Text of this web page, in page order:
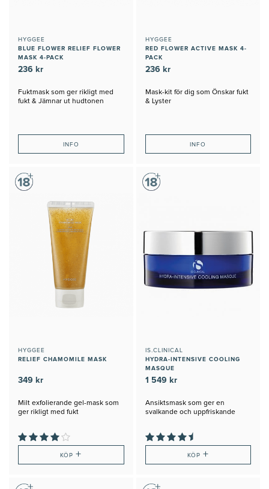
HYGGEE
BLUE FLOWER RELIEF FLOWER
MASK 4-PACK
236 kr
Fuktmask som ger rikligt med
fukt & Jämnar ut hudtonen
INFO
HYGGEE
RED FLOWER ACTIVE MASK 4-
PACK
236 kr
Mask-kit för dig som Önskar fukt
& Lyster
INFO
HYGGEE
RELIEF CHAMOMILE MASK
349 kr
Milt exfolierande gel-mask som
ger rikligt med fukt
KÖP+
IS.CLINICAL
HYDRA-INTENSIVE COOLING
MASQUE
1 549 kr
Ansiktsmask som ger en
svalkande och uppfriskande
KÖP +